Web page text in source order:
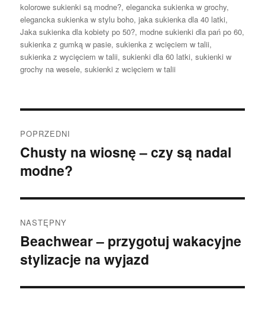
kolorowe sukienki są modne?,elegancka sukienka w grochy,
elegancka sukienka w stylu boho,jaka sukienka dla 40 latki,
Jaka sukienka dla kobiety po 50?, modne sukienki dla pań po 60,
sukienka z gumką w pasie,sukienka z wcięciem w talii,
sukienka z wycięciem w talii,sukienki dla 60 latki,sukienki w
grochy na wesele,sukienki z wcięciem w talii
wpisu
POPRZEDNI
Poprzedni
wpis:
Chusty na wiosnę – czy są nadal
modne?
NASTĘPNY
Następny
wpis:
Beachwear – przygotuj wakacyjne
stylizacje na wyjazd